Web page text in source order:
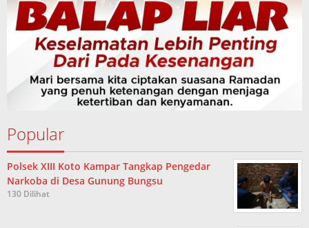
Popular
Polsek XIII Koto Kampar Tangkap Pengedar
Narkoba di Desa Gunung Bungsu
130 Dilihat